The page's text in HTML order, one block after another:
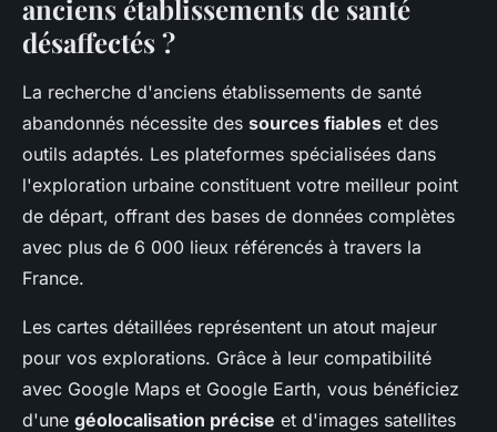
anciens établissements de santé
désaffectés ?
La recherche d'anciens établissements de santé
abandonnés nécessite des sources fiables et des
outils adaptés. Les plateformes spécialisées dans
l'exploration urbaine constituent votre meilleur point
de départ, offrant des bases de données complètes
avec plus de 6 000 lieux référencés à travers la
France.
Les cartes détaillées représentent un atout majeur
pour vos explorations. Grâce à leur compatibilité
avec Google Maps et Google Earth, vous bénéficiez
d'une géolocalisation précise et d'images satellites